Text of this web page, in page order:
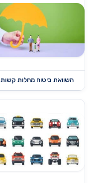
השוואת ביטוח מחלות קשות